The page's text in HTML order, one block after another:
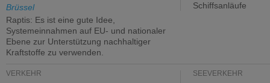
Brüssel
Raptis: Es ist eine gute Idee,
Systemeinnahmen auf EU- und nationaler
Ebene zur Unterstützung nachhaltiger
Kraftstoffe zu verwenden.
Schiffsanläufe
VERKEHR SEEVERKEHR